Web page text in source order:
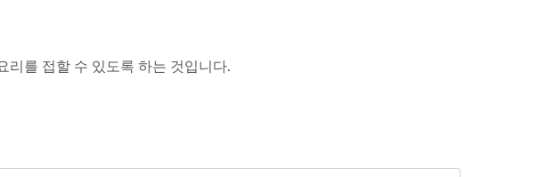
리를 접할 수 있도록 하는 것입니다.